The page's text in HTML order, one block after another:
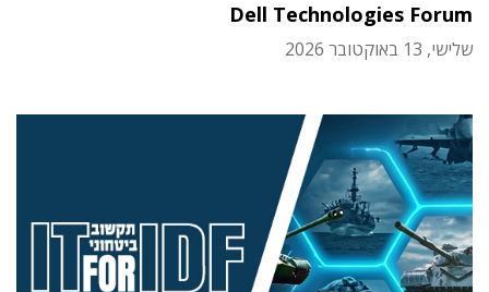
Dell Technologies Forum
שלישי, 13 באוקטובר 2026